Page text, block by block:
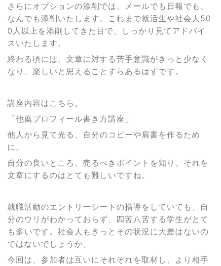
さらにオプションの添削では、メールでも日報でも、
なんでも添削いたします。これまで就活生や社会人50
0人以上を添削してきた目で、しっかり見てアドバイ
スいたします。
終わる頃には、文章に対する苦手意識がきっと少なく
なり、楽しいと思えることすらあるはずです。
講座内容はこちら。
「他薦プロフィール書き方講座」
他人から見て光る、自分のコピーや肩書を作るため
に。
自分の良いところ、売るべきポイントを知り、それを
文章にするのはとても難しいですね。
就職活動のエントリーシートの指導をしていても、自
分のウリがわかっておらず、四苦八苦する学生がとて
も多いです。社会人もきっとその状況に大差はないの
ではないでしょうか。
今回は、参加者は互いにそれぞれを取材し、より相手